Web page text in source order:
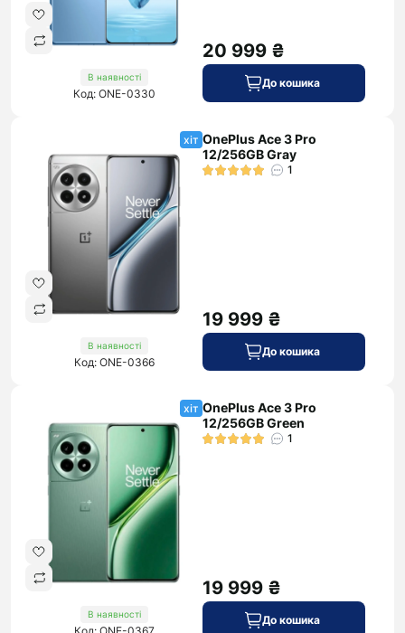
В наявності
Код: ONE-0330
20 999 ₴
До кошика
хіт
В наявності
Код: ONE-0366
OnePlus Ace 3 Pro
12/256GB Gray
1
19 999 ₴
До кошика
хіт
В наявності
OnePlus Ace 3 Pro
12/256GB Green
1
19 999 ₴
До кошика